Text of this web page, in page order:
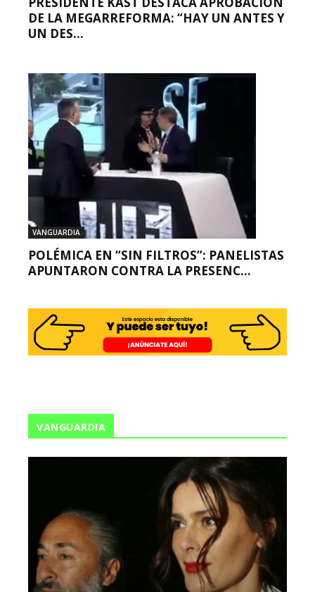
DE LA MEGARREFORMA: “HAY UN ANTES Y
UN DES...
VANGUARDIA
POLÉMICA EN “SIN FILTROS”: PANELISTAS
APUNTARON CONTRA LA PRESENC...
VANGUARDIA